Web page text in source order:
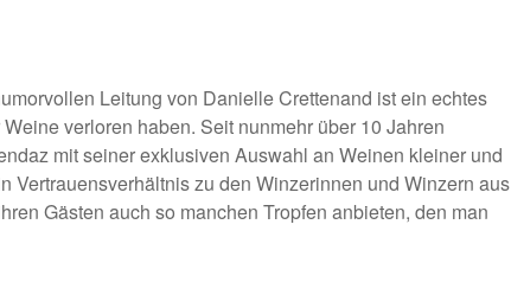
Leitung von Danielle Crettenand ist ein echtes
verloren haben. Seit nunmehr über 10 Jahren
mit seiner exklusiven Auswahl an Weinen kleiner und
Vertrauensverhältnis zu den Winzerinnen und Winzern aus
Gästen auch so manchen Tropfen anbieten, den man